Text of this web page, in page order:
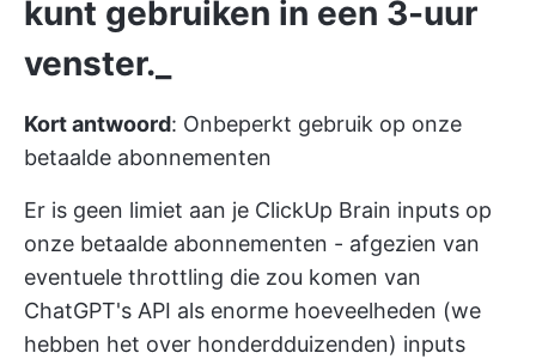
kunt gebruiken in een 3-uur
venster._
Kort antwoord: Onbeperkt gebruik op onze
betaalde abonnementen
Er is geen limiet aan je ClickUp Brain inputs op
onze betaalde abonnementen - afgezien van
eventuele throttling die zou komen van
ChatGPT's API als enorme hoeveelheden (we
hebben het over honderdduizenden) inputs